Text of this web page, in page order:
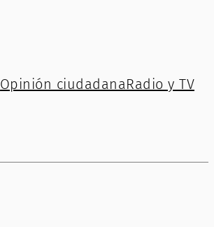
Opinión ciudadanaRadio y TV